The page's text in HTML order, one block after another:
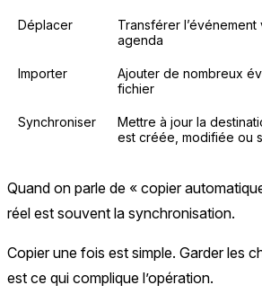
Déplacer
Transférer l’événement
agenda
Importer
Ajouter de nombreux
fichier
Synchroniser
Mettre à jour la
est créée, modifiée ou
Quand on parle de « copier
réel est souvent la synchronisation.
Copier une fois est simple. Garder les
est ce qui complique l’opération.